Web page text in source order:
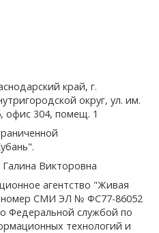
край, г.
округ, ул. им.
офис 304, помещ. 1
Викторовна
агентство "Живая
номер СМИ ЭЛ № ФС77-86052
Федеральной службой по
технологий и